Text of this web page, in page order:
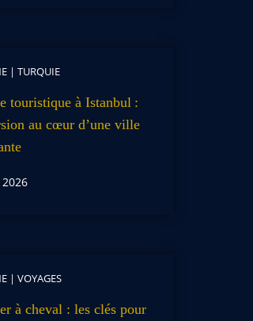
| TURQUIE
touristique à Istanbul :
au cœur d’une ville
| VOYAGES
à cheval : les clés pour